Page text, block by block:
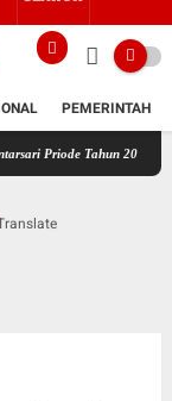
PEMERINTAH
Tahun 2026 - 2034.